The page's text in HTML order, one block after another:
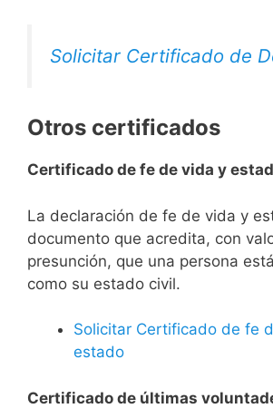
Solicitar Certificado de
Otros certificados
Certificado de fe de vida y
La declaración de fe de vida y
documento que acredita, con
presunción, que una persona
como su estado civil.
Solicitar Certificado de fe
estado
Certificado de últimas